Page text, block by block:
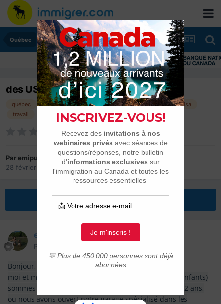
Québec
des USA au Canada
québec immigrer usa documents aide
visa
travail
mécanicien
Paremipuko
28 février 2017
dans Québec
emipuko
Posté(e)
Bonjour,
moi et mon mari (tous deux Suisses de 26 ans, sans enfants)
sommes actuellement sous visa E2 en Floride depuis 2 ans,
ou nous avons ouvert notre garage spécialisé dans les